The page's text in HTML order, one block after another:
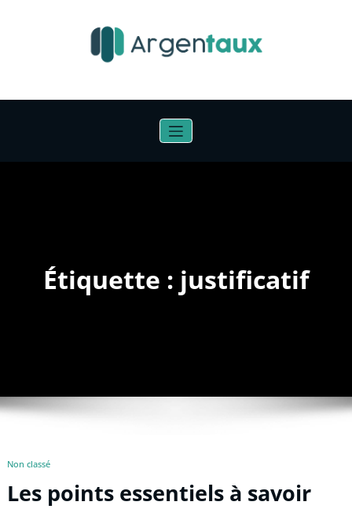
Étiquette : justificatif
Non classé
Les points essentiels à savoir